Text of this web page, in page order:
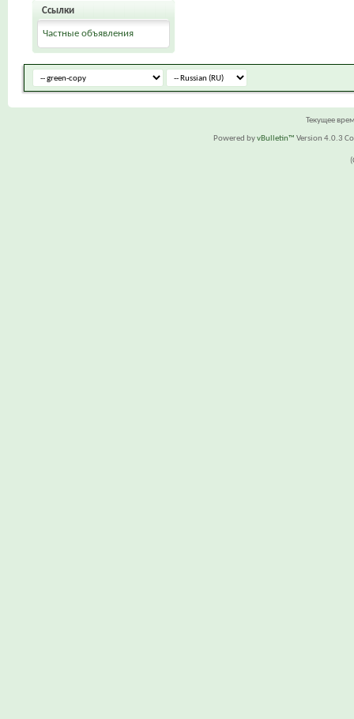
Ссылки
Частные объявления
Текущее
Powered byvBulletin™ Version 4.0.3